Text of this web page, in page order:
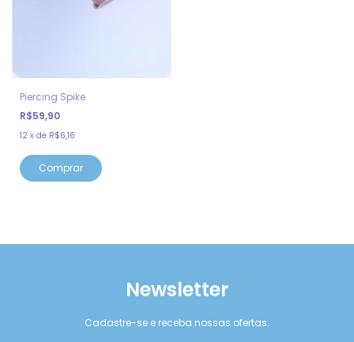
Piercing Spike
R$59,90
12 x de R$6,16
Newsletter
Cadastre-se e receba nossas ofertas.